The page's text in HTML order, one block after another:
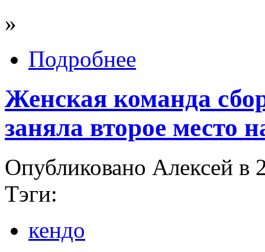
»
Подробнее
Женская команда
заняла второе место
Опубликовано Алексей
Тэги:
кендо